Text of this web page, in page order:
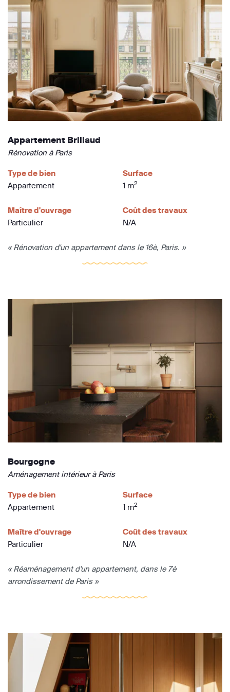
Appartement Brillaud
Rénovation à Paris
Type de bien
Appartement
Surface
1 m2
Maître d'ouvrage
Particulier
Coût des travaux
N/A
« Rénovation d'un appartement dans le 16è, Paris. »
Bourgogne
Aménagement intérieur à Paris
Type de bien
Appartement
Surface
1 m2
Maître d'ouvrage
Particulier
Coût des travaux
N/A
« Réaménagement d'un appartement, dans le 7è
arrondissement de Paris »